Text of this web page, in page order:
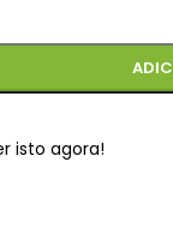
isto agora!